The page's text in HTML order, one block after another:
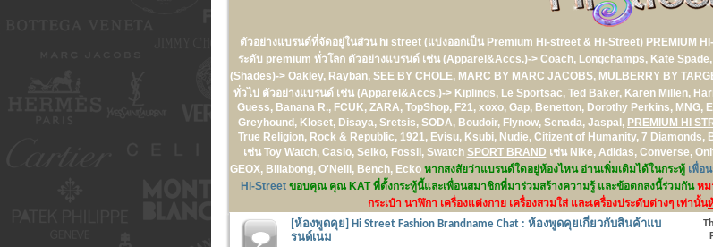
ตัวอย่างแบรนด์ที่จัดอยู่ในส่วน hi street (แบ่งออกเป็น Premium Hi-street & Hi-Street) PREMIUM
ระดับ premium ทั่วโลก ตัวอย่างแบรนด์ เช่น (Apparel&Accs.)-> Coach, Longchamps, Kate
(Shades)-> Oakley, Rayban, SEE BY CHOLE, MARC BY MARC JACOBS, MULBERRY BY
ทั่วไป ตัวอย่างแบรนด์ เช่น (Apparel&Accs.)-> Kiplings, Le Sportsac, Ted Baker, Karen Millen,
Guess, Banana R., FCUK, ZARA, TopShop, F21, xoxo, Gap, Benetton, Dorothy Perkins,
Greyhound, Kloset, Disaya, Sretsis, SODA, Boudoir, Flynow, Senada, Jaspal, PREMIUM HI
True Religion, Rock & Republic, 1921, Evisu, Ksubi, Nudie, Citizent of Humanity, 7 Diamonds,
เช่น Toy Watch, Casio, Seiko, Fossil, Swatch SPORT BRAND เช่น Nike, Adidas, Converse,
GEOX, Billabong, O'Neill, Bench, Ecko หากสงสัยว่าแบรนด์ใดอยู่ห้องไหน อ่านเพิ่มเติมได้ในกระทู้ เพื่อ
Hi-Street ขอบคุณ คุณ KAT ที่ตั้งกระทู้นี้และเพื่อนสมาชิกที่มาร่วมสร้างความรู้ และข้อตกลงนี้ร่วมกัน หม
กระเป๋า นาฬิกา เครื่องแต่งกาย เครื่องสวมใส่ และเครื่องประดับต่างๆ เท่านั้น
[ห้องพูดคุย] Hi Street Fashion Brandname Chat : ห้องพูดคุยเกี่ยวกับสินค้าแบ
รนด์เนม